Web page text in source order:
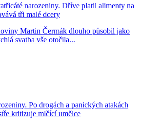
narozeniny. Dříve platil alimenty na
tři malé dcery
Martin Čermák dlouho působil jako
svatba vše otočila...
Po drogách a panických atakách
kritizuje mlčící umělce